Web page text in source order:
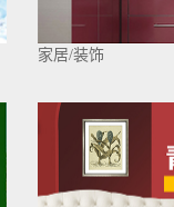
家居/装饰